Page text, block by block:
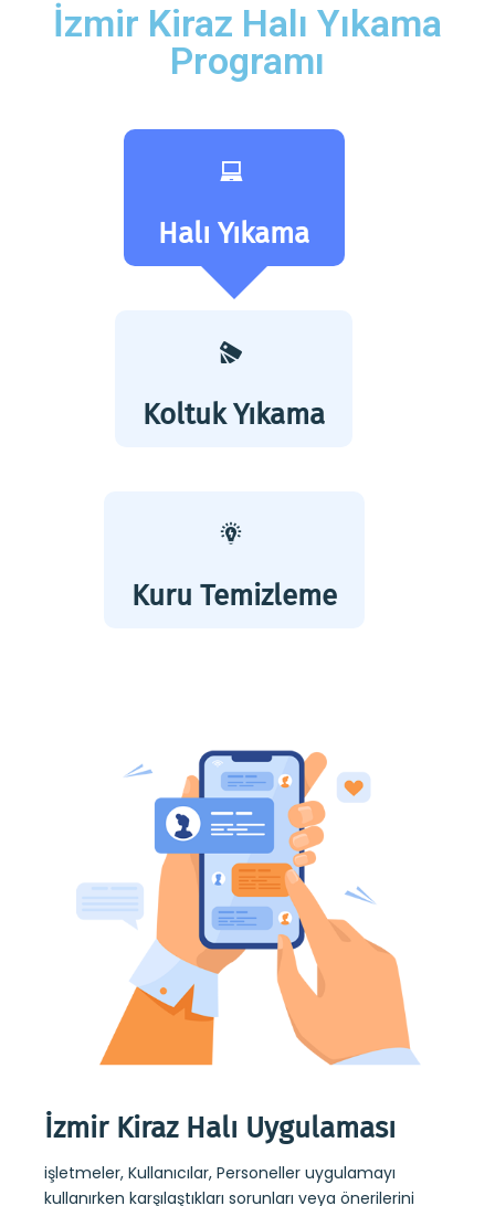
İzmir Kiraz Halı Yıkama
Programı
Halı Yıkama
Koltuk Yıkama
Kuru Temizleme
İzmir Kiraz Halı Uygulaması
işletmeler, Kullanıcılar, Personeller uygulamayı
kullanırken karşılaştıkları sorunları veya önerilerini